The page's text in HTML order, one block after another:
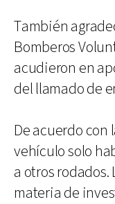
También
Bomberos
acudieron en
del llamado de
De acuerdo con
vehículo solo
a otros rodados.
materia de